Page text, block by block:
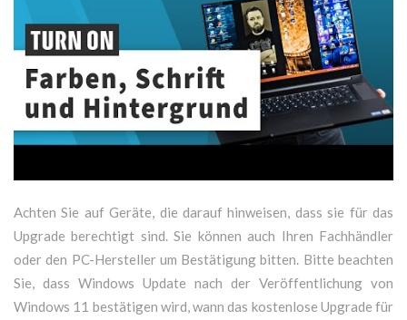
Achten Sie auf Geräte, die darauf hinweisen, dass sie für das
Upgrade berechtigt sind. Sie können auch Ihren Fachhändler
oder den PC-Hersteller um Bestätigung bitten. Bitte beachten
Sie, dass Windows Update nach der Veröffentlichung von
Windows 11 bestätigen wird, wann das kostenlose Upgrade für